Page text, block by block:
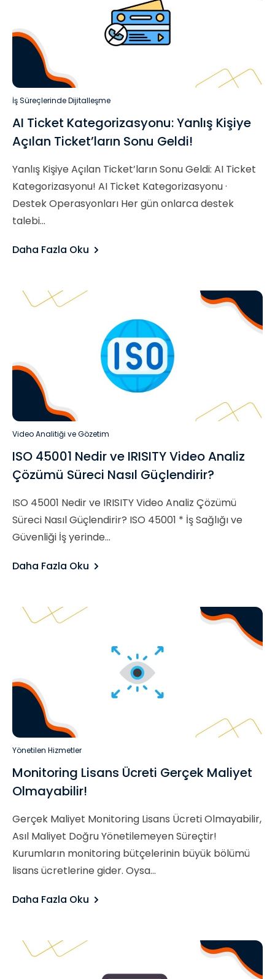
İş Süreçlerinde Dijitalleşme
AI Ticket Kategorizasyonu: Yanlış Kişiye
Açılan Ticket’ların Sonu Geldi!
Yanlış Kişiye Açılan Ticket’ların Sonu Geldi: AI Ticket
Kategorizasyonu! AI Ticket Kategorizasyonu ·
Destek Operasyonları Her gün onlarca destek
talebi...
Daha Fazla Oku
Video Analitiği ve Gözetim
ISO 45001 Nedir ve IRISITY Video Analiz
Çözümü Süreci Nasıl Güçlendirir?
ISO 45001 Nedir ve IRISITY Video Analiz Çözümü
Süreci Nasıl Güçlendirir? ISO 45001 * İş Sağlığı ve
Güvenliği İş yerinde...
Daha Fazla Oku
Yönetilen Hizmetler
Monitoring Lisans Ücreti Gerçek Maliyet
Olmayabilir!
Gerçek Maliyet Monitoring Lisans Ücreti Olmayabilir,
Asıl Maliyet Doğru Yönetilemeyen Süreçtir!
Kurumların monitoring bütçelerinin büyük bölümü
lisans ücretlerine gider. Oysa...
Daha Fazla Oku